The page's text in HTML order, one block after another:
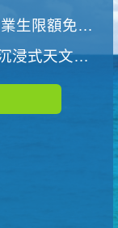
額免費參加
文探索營隊